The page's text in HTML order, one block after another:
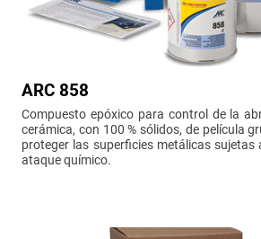
ARC 858
Compuesto epóxico para control de la
cerámica, con 100 % sólidos, de película
proteger las superficies metálicas sujetas
ataque químico.